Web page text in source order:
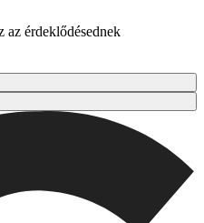
az érdeklődésednek